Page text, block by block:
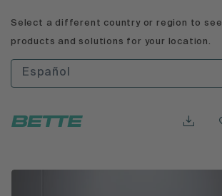
Select a different country or region to see
products and solutions for your location.
Español